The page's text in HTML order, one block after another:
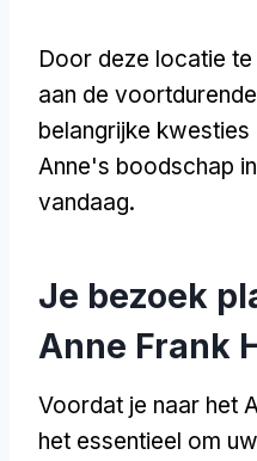
Door deze locatie
aan de
belangrijke
Anne's boodschap
vandaag.
Je bezoek
Anne Frank
Voordat je naar het
het essentieel om